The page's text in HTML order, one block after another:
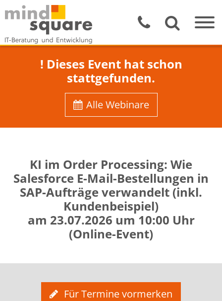
! Dieses Event hat schon
stattgefunden.
Alle Webinare
KI im Order Processing: Wie
Salesforce E-Mail-Bestellungen in
SAP-Aufträge verwandelt (inkl.
Kundenbeispiel)
am 23.07.2026 um 10:00 Uhr
(Online-Event)
Für Termine vormerken